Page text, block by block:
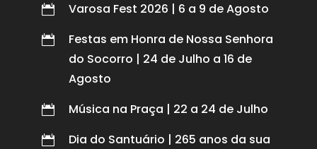
 Varosa Fest 2026 | 6 a 9 de Agosto

Festas em Honra de Nossa Senhora
do Socorro | 24 de Julho a 16 de
Agosto
 Música na Praça | 22 a 24 de Julho

Dia do Santuário | 265 anos da sua